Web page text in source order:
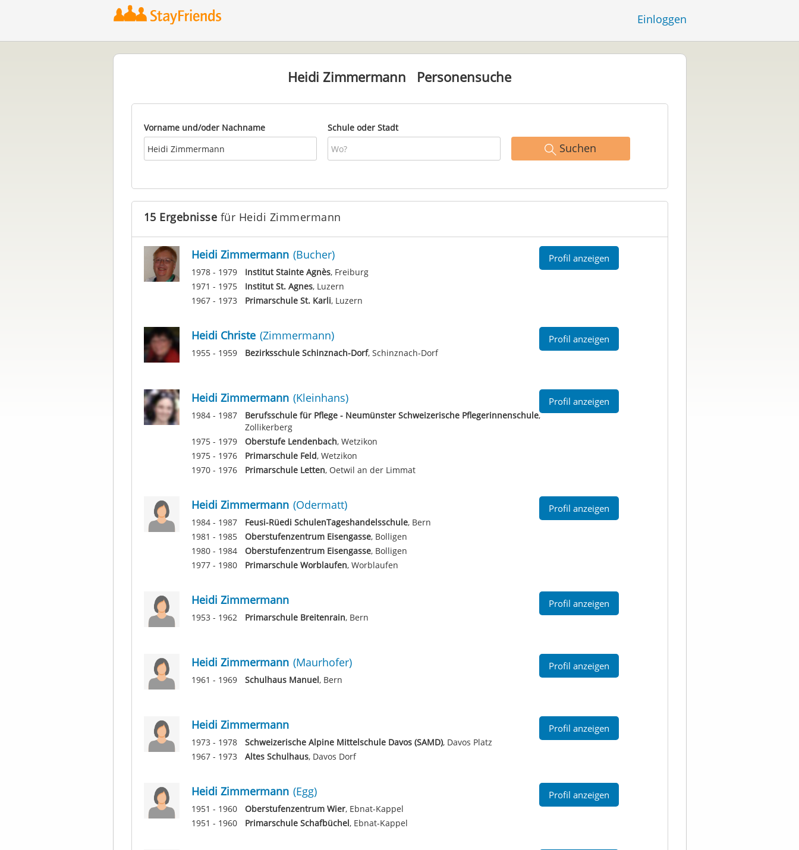
Einloggen
Heidi Zimmermann Personensuche
Vorname und/oder Nachname Schule oder Stadt
Suchen
15 Ergebnisse für Heidi Zimmermann
Heidi Zimmermann (Bucher)
1978 - 1979 Institut Stainte Agnès, Freiburg
1971 - 1975
Institut St. Agnes, Luzern
1967 - 1973
Primarschule St. Karli, Luzern
Profil anzeigen
Heidi Christe (Zimmermann)
1955 - 1959 Bezirksschule Schinznach-Dorf, Schinznach-Dorf
Profil anzeigen
Heidi Zimmermann (Kleinhans)
1984 - 1987 Berufsschule für Pflege - Neumünster Schweizerische Pflegerinnenschule,
Zollikerberg
1975 - 1979
Oberstufe Lendenbach, Wetzikon
1975 - 1976
Primarschule Feld, Wetzikon
1970 - 1976
Primarschule Letten, Oetwil an der Limmat
Profil anzeigen
Heidi Zimmermann (Odermatt)
1984 - 1987 Feusi-Rüedi SchulenTageshandelsschule, Bern
1981 - 1985
Oberstufenzentrum Eisengasse, Bolligen
1980 - 1984
Oberstufenzentrum Eisengasse, Bolligen
1977 - 1980
Primarschule Worblaufen, Worblaufen
Profil anzeigen
Heidi Zimmermann
1953 - 1962 Primarschule Breitenrain, Bern
Profil anzeigen
Heidi Zimmermann (Maurhofer)
1961 - 1969 Schulhaus Manuel, Bern
Profil anzeigen
Heidi Zimmermann
1973 - 1978 Schweizerische Alpine Mittelschule Davos (SAMD), Davos Platz
1967 - 1973
Altes Schulhaus, Davos Dorf
Profil anzeigen
Heidi Zimmermann (Egg)
1951 - 1960 Oberstufenzentrum Wier, Ebnat-Kappel
1951 - 1960
Primarschule Schafbüchel, Ebnat-Kappel
Profil anzeigen